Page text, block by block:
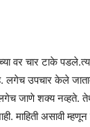
वर चार टाके
लगेच उपचार केले
जाणे शक्य नव्हते.
माहिती असावी